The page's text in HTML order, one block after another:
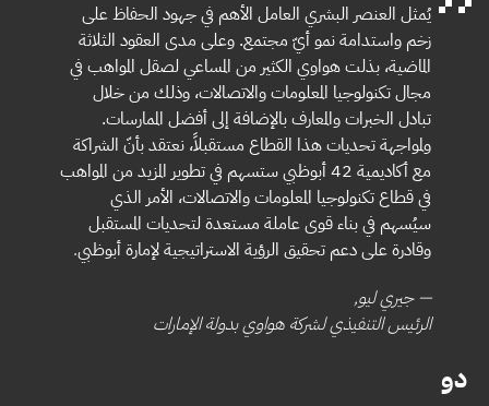
يُمثل العنصر البشري العامل الأهم في جهود الحفاظ على
زخم واستدامة نمو أيّ مجتمع. وعلى مدى العقود الثلاثة
الماضية، بذلت هواوي الكثير من المساعي لصقل المواهب في
مجال تكنولوجيا المعلومات والاتصالات، وذلك من خلال
تبادل الخبرات والمعارف بالإضافة إلى أفضل الممارسات.
ولمواجهة تحديات هذا القطاع مستقبلاً، نعتقد بأنّ الشراكة
مع أكاديمية 42 أبوظبي ستسهم في تطوير المزيد من المواهب
في قطاع تكنولوجيا المعلومات والاتصالات، الأمر الذي
سيُسهم في بناء قوى عاملة مستعدة لتحديات المستقبل
وقادرة على دعم تحقيق الرؤية الاستراتيجية لإمارة أبوظبي.
— جيري ليو,
الرئيس التنفيذي لشركة هواوي بدولة الإمارات
دو